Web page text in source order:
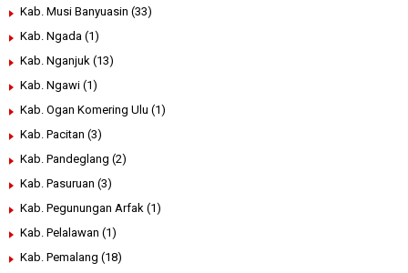
Kab. Musi Banyuasin (33)
Kab. Ngada (1)
Kab. Nganjuk (13)
Kab. Ngawi (1)
Kab. Ogan Komering Ulu (1)
Kab. Pacitan (3)
Kab. Pandeglang (2)
Kab. Pasuruan (3)
Kab. Pegunungan Arfak (1)
Kab. Pelalawan (1)
Kab. Pemalang (18)